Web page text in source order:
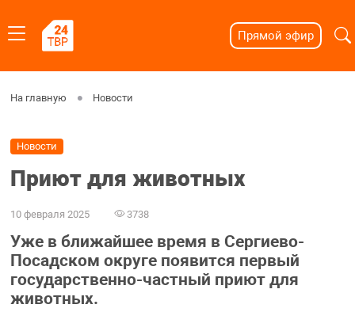
Прямой эфир
На главную Новости
Новости
Приют для животных
10 февраля 2025 3738
Уже в ближайшее время в Сергиево-
Посадском округе появится первый
государственно-частный приют для
животных.